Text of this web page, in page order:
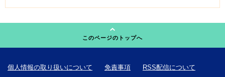
このページのトップへ
個人情報の取り扱いについて 免責事項
RSS配信について